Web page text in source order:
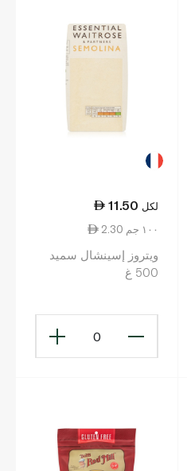
11.50 لكل
2.30 ١٠٠ جم
ويتروز إسينشال سميد
500 غ
0